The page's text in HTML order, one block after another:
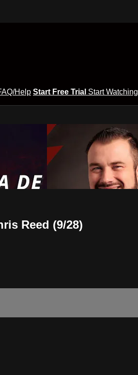
Help Start Free Trial Start Watching
Reed (9/28)